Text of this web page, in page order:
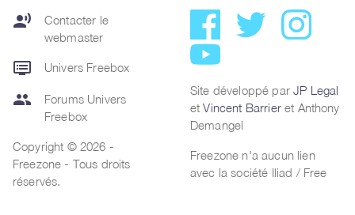
record_voice_over
Contacter le
webmaster
dvr Univers Freebox
group
Forums Univers
Freebox
Copyright © 2026 -
Freezone - Tous droits
réservés.
Site développé parJP Legal
etVincent Barrieret Anthony
Demangel
Freezone n'a aucun lien
avec la société Iliad / Free